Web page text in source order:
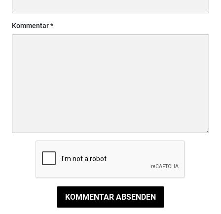
Kommentar
KOMMENTAR ABSENDEN